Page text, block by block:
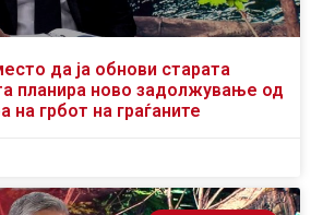
да ја обнови старата
планира ново задолжување од
на грбот на граѓаните